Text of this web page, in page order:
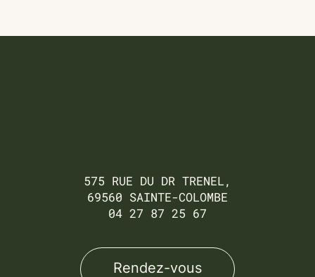
575 RUE DU DR TRENEL,
69560 SAINTE-COLOMBE
04 27 87 25 67
Rendez-vous